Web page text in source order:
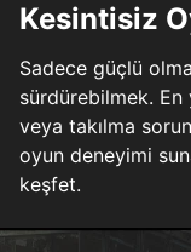
Kesintisiz
Sadece güçlü
sürdürebilmek.
veya takılma
oyun deneyimi
keşfet.